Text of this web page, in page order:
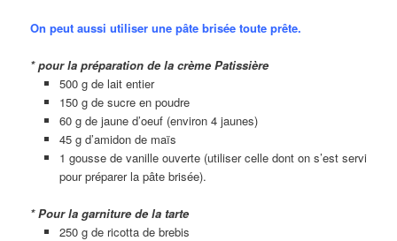
On peut aussi utiliser une pâte brisée toute prête.
* pour la préparation de la crème Patissière
500 g de lait entier
150 g de sucre en poudre
60 g de jaune d’oeuf (environ 4 jaunes)
45 g d’amidon de maïs
1 gousse de vanille ouverte (utiliser celle dont on s’est servi
pour préparer la pâte brisée).
* Pour la garniture de la tarte
250 g de ricotta de brebis